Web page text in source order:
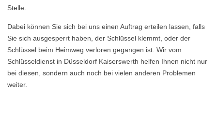
Stelle.
Dabei können Sie sich bei uns einen Auftrag erteilen lassen, falls
Sie sich ausgesperrt haben, der Schlüssel klemmt, oder der
Schlüssel beim Heimweg verloren gegangen ist. Wir vom
Schlüsseldienst in Düsseldorf Kaiserswerth helfen Ihnen nicht nur
bei diesen, sondern auch noch bei vielen anderen Problemen
weiter.